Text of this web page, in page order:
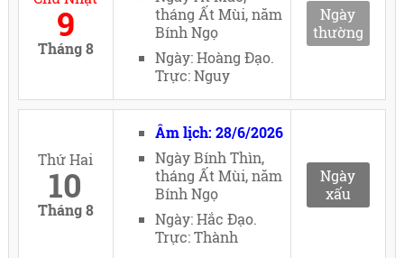
9
Tháng 8
tháng Ất Mùi, năm
Bính Ngọ
Ngày: Hoàng Đạo.
Trực: Nguy
Ngày
thường
Thứ Hai
10
Tháng 8
Âm lịch: 28/6/2026
Ngày Bính Thìn,
tháng Ất Mùi, năm
Bính Ngọ
Ngày: Hắc Đạo.
Trực: Thành
Ngày
xấu